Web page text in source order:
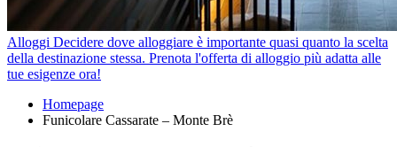
Alloggi Decidere dove alloggiare è importante quasi quanto la scelta
della destinazione stessa. Prenota l'offerta di alloggio più adatta alle
tue esigenze ora!
Homepage
Funicolare Cassarate – Monte Brè